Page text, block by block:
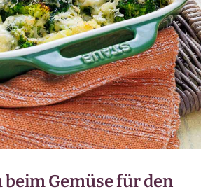
beim Gemüse für den